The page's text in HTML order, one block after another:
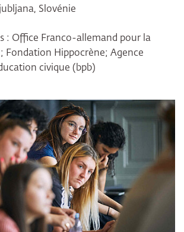
Slovénie
: Office Franco-allemand pour la
; Fondation Hippocrène; Agence
civique (bpb)